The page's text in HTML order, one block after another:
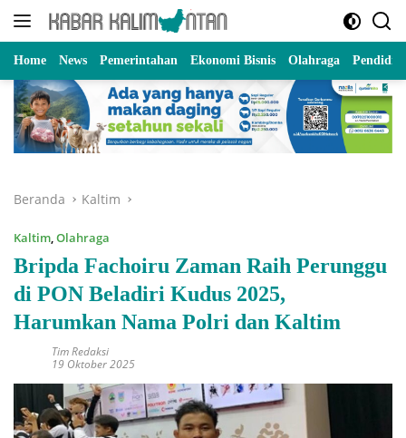
Langsung
Home News Pemerintahan Ekonomi Bisnis Olahraga
Beranda Kaltim
Kaltim,Olahraga
Bripda Fachoiru Zaman Raih Perunggu
di PON Beladiri Kudus 2025,
Harumkan Nama Polri dan Kaltim
Tim Redaksi
19 Oktober 2025